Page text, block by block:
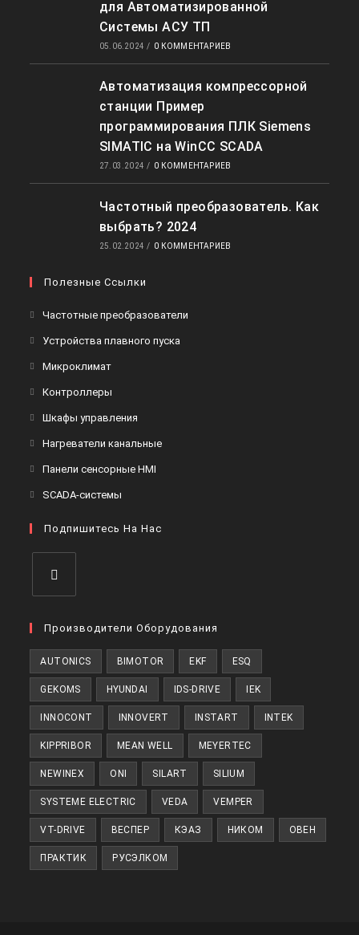
для Автоматизированной
Системы АСУ ТП
05.06.2024 / 0 КОММЕНТАРИЕВ
Автоматизация компрессорной
станции Пример
программирования ПЛК Siemens
SIMATIC на WinCC SCADA
27.03.2024 / 0 КОММЕНТАРИЕВ
Частотный преобразователь. Как
выбрать? 2024
25.02.2024 / 0 КОММЕНТАРИЕВ
Полезные Ссылки
Частотные преобразователи
Устройства плавного пуска
МикроклиматОткроется
вкладке
Контроллеры
вкладке
Шкафы управления
вкладке
Нагреватели канальныеОткроется
Панели сенсорные HMI
вкладке
SCADA-системы
новой
Подпишитесь На Нас
в
вкладке
Производители Оборудования
AUTONICS BIMOTOR EKF ESQ
GEKOMS HYUNDAI IDS-DRIVE IEK
INNOCONT INNOVERT INSTART INTEK
KIPPRIBOR MEAN WELL MEYERTEC
NEWINEX ONI SILART SILIUM
SYSTEME ELECTRIC VEDA VEMPER
VT-DRIVE ВЕСПЕР КЭАЗ НИКОМ ОВЕН
ПРАКТИК РУСЭЛКОМ